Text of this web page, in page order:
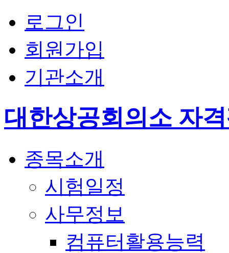
로그인
회원가입
기관소개
대한상공회의소 자
종목소개
시험일정
사무정보
컴퓨터활용능력